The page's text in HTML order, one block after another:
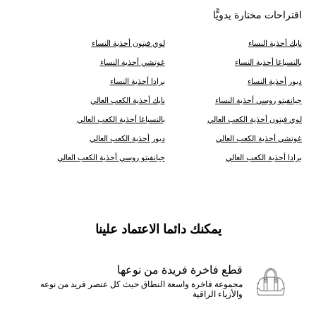
اقتراحات مختارة يدويًّا
نايك أحذية النساء لوي فيتون أحذية النساء
ب‍‍النسياغا أحذية النساء غوتشي أحذية النساء
ديور أحذية النساء برادا أحذية النساء
جيانفيتو روسي أحذية النساء نايك أحذية الكعب العالي
لوي فيتون أحذية الكعب العالي ب‍‍النسياغا أحذية الكعب العالي
غوتشي أحذية الكعب العالي ديور أحذية الكعب العالي
برادا أحذية الكعب العالي جيانفيتو روسي أحذية الكعب العالي
يمكنك دائما الاعتماد علينا
قطع فاخرة فريدة من نوعها
مجموعة فاخرة واسعة النطاق حيث كل عنصر فريد من نوعه
والأزياء الراقية